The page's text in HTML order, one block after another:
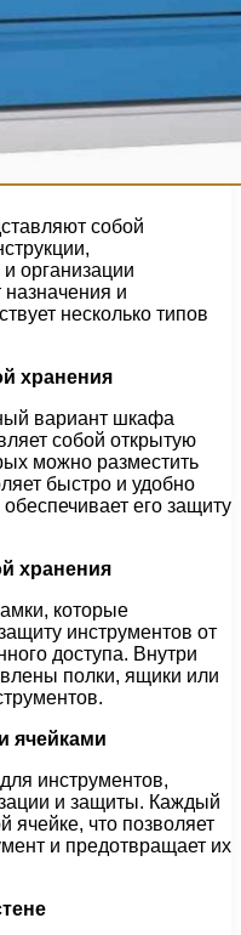
собой
организации
назначения и
несколько типов
хранения
вариант шкафа
собой открытую
можно разместить
быстро и удобно
его защиту
хранения
которые
инструментов от
доступа. Внутри
полки, ящики или
ячейками
инструментов,
и защиты. Каждый
ячейке, что позволяет
и предотвращает их